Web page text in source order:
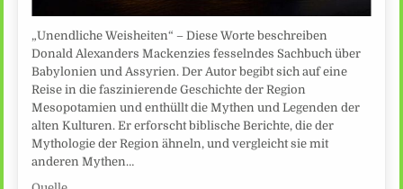
„Unendliche Weisheiten“ – Diese Worte beschreiben
Donald Alexanders Mackenzies fesselndes Sachbuch über
Babylonien und Assyrien. Der Autor begibt sich auf eine
Reise in die faszinierende Geschichte der Region
Mesopotamien und enthüllt die Mythen und Legenden der
alten Kulturen. Er erforscht biblische Berichte, die der
Mythologie der Region ähneln, und vergleicht sie mit
anderen Mythen…